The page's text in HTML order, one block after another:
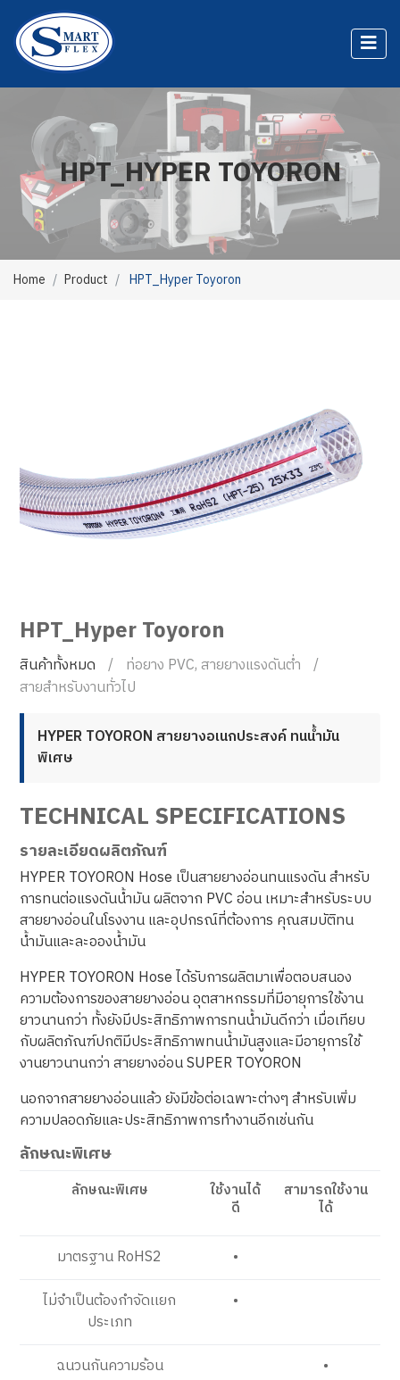
HPT_HYPER TOYORON
Home Product HPT_Hyper Toyoron
HPT_Hyper Toyoron
สินค้าทั้งหมด
ท่อยาง PVC, สายยางแรงดันต่ำ
สายสำหรับงานทั่วไป
HYPER TOYORON สายยางอเนกประสงค์ ทนน้ำมัน
พิเศษ
TECHNICAL SPECIFICATIONS
รายละเอียดผลิตภัณฑ์
HYPER TOYORON Hose เป็นสายยางอ่อนทนแรงดัน สำหรับ
การทนต่อแรงดันน้ำมัน ผลิตจาก PVC อ่อน เหมาะสำหรับระบบ
สายยางอ่อนในโรงงาน และอุปกรณ์ที่ต้องการ คุณสมบัติทน
น้ำมันและละอองน้ำมัน
HYPER TOYORON Hose ได้รับการผลิตมาเพื่อตอบสนอง
ความต้องการของสายยางอ่อน อุตสาหกรรมที่มีอายุการใช้งาน
ยาวนานกว่า ทั้งยังมีประสิทธิภาพการทนน้ำมันดีกว่า เมื่อเทียบ
กับผลิตภัณฑ์ปกติมีประสิทธิภาพทนน้ำมันสูงและมีอายุการใช้
งานยาวนานกว่า สายยางอ่อน SUPER TOYORON
นอกจากสายยางอ่อนแล้ว ยังมีข้อต่อเฉพาะต่างๆ สำหรับเพิ่ม
ความปลอดภัยและประสิทธิภาพการทำงานอีกเช่นกัน
ลักษณะพิเศษ
ลักษณะพิเศษ
ใช้งานได้
ดี
สามารถใช้งาน
ได้
มาตรฐาน RoHS2
•
ไม่จำเป็นต้องกำจัดเเยก
ประเภท
•
ฉนวนกันความร้อน
•